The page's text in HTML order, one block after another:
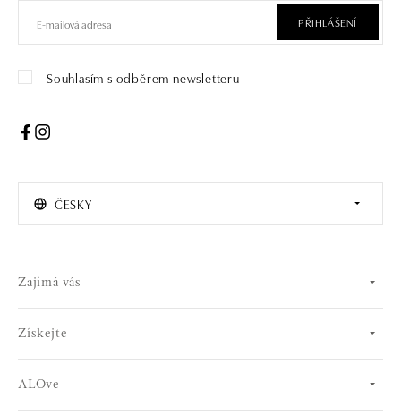
PŘIHLÁŠENÍ
Souhlasím s odběrem newsletteru
ČESKY
Zajímá vás
Získejte
ALOve